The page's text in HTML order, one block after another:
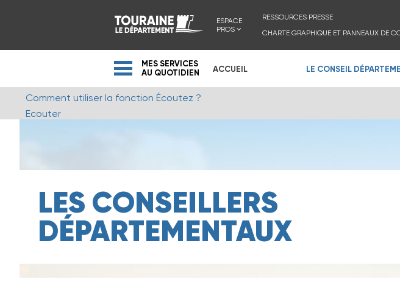
ESPACE
PROS
RESSOURCES PRESSE
CHARTE GRAPHIQUE ET PANNEAUX DE
MES SERVICES
AU QUOTIDIEN
ACCUEIL LE CONSEIL
Comment utiliser la fonction Écoutez ?
Ecouter
LES CONSEILLERS
DÉPARTEMENTAUX